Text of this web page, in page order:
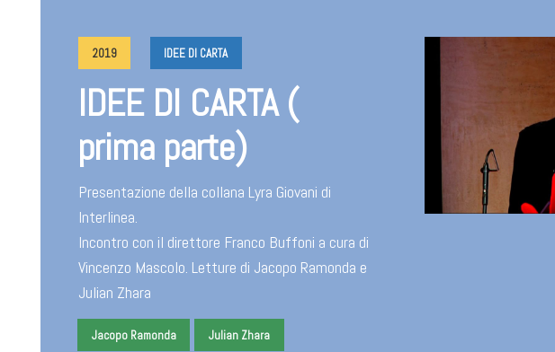
2019 IDEE DI CARTA
IDEE DI CARTA (
prima parte)
Presentazione della collana Lyra Giovani di
Interlinea.
Incontro con il direttore Franco Buffoni a cura di
Vincenzo Mascolo. Letture di Jacopo Ramonda e
Julian Zhara
Jacopo Ramonda Julian Zhara